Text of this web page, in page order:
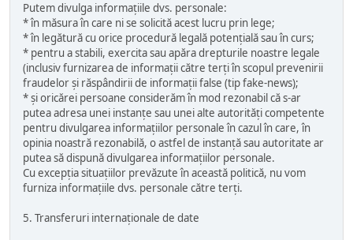
Putem divulga informațiile dvs. personale:
* în măsura în care ni se solicită acest lucru prin lege;
* în legătură cu orice procedură legală potențială sau în curs;
* pentru a stabili, exercita sau apăra drepturile noastre legale
(inclusiv furnizarea de informații către terți în scopul prevenirii
fraudelor și răspândirii de informații false (tip fake-news);
* și oricărei persoane considerăm în mod rezonabil că s-ar
putea adresa unei instanțe sau unei alte autorități competente
pentru divulgarea informațiilor personale în cazul în care, în
opinia noastră rezonabilă, o astfel de instanță sau autoritate ar
putea să dispună divulgarea informațiilor personale.
Cu excepția situațiilor prevăzute în această politică, nu vom
furniza informațiile dvs. personale către terți.
5. Transferuri internaționale de date